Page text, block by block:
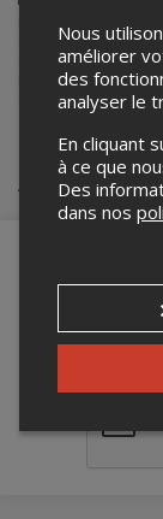
Facebook
cadre de
événements.
Pour plus
contacter
Achat de
Merci
Nous
améliorer
des
analyser le
En cliquant
à ce que
Des
dans nos